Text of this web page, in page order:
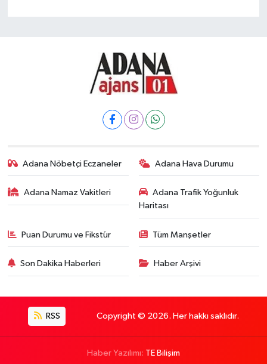
Adana Nöbetçi Eczaneler Adana Hava Durumu
Adana Namaz Vakitleri
Adana Trafik Yoğunluk
Haritası
Puan Durumu ve Fikstür Tüm Manşetler
Son Dakika Haberleri Haber Arşivi
RSS Copyright © 2026. Her hakkı saklıdır.
Haber Yazılımı: TE Bilişim